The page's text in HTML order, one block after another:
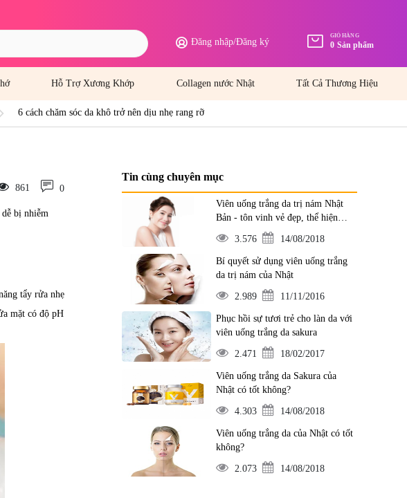
Đăng nhập/Đăng ký
GIỎ HÀNG
0 Sản phẩm
Hỗ Trợ Xương Khớp Collagen nước Nhật Tất Cả Thương Hiệu
6 cách chăm sóc da khô trở nên dịu nhẹ rang rỡ
861 0
bị nhiễm
tẩy rửa nhẹ
mặt có độ pH
Tin cùng chuyên mục
Viên uống trắng da trị nám Nhật
Bản - tôn vinh vẻ đẹp, thể hiện
đẳng cấp
3.576 14/08/2018
Bí quyết sử dụng viên uống trắng
da trị nám của Nhật
2.989 11/11/2016
Phục hồi sự tươi trẻ cho làn da với
viên uống trắng da sakura
2.471 18/02/2017
Viên uống trắng da Sakura của
Nhật có tốt không?
4.303 14/08/2018
Viên uống trắng da của Nhật có tốt
không?
2.073 14/08/2018